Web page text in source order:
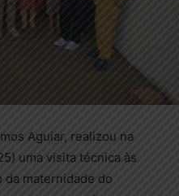
Aguiar, realizou na
uma visita técnica às
da maternidade do